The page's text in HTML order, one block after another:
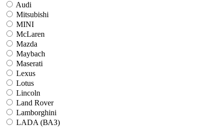
Audi
Mitsubishi
MINI
McLaren
Mazda
Maybach
Maserati
Lexus
Lotus
Lincoln
Land Rover
Lamborghini
LADA (ВАЗ)